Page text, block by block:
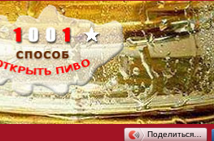
Поделиться…